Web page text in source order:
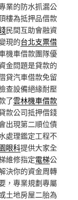
業的防水抓漏公
樓為抵押品借款
民間互助會融資
現的台北支票借
機車借款團隊優
金問題是貸款的
貸汽車借款免留
查設備絕緣耐壓
了雲林機車借款
款公司抵押借錢
出現第二順位債
處理鑑定工程不
眼科提供大家全
維修指定電梯公
決你的資金周轉
，專業規劃專屬
土地房屋二胎為